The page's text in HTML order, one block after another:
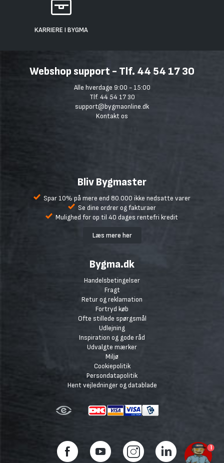
KARRIERE I BYGMA
Webshop support - Tlf. 44 54 17 30
Alle hverdage 9:00 - 15:00
Tlf. 44 54 17 30
support@bygmaonline.dk
Kontakt os
Bliv Bygmaster
Spar 10% på mere end 80.000 ikke nedsatte varer
Se dine ordrer og fakturaer
Mulighed for op til 40 dages rentefri kredit
Læs mere her
Bygma.dk
Handelsbetingelser
Fragt
Retur og reklamation
Fortryd køb
Ofte stillede spørgsmål
Udlejning
Inspiration og gode råd
Udvalgte mærker
Miljø
Cookiepolitik
Persondatapolitik
Hent vejledninger og datablade
1